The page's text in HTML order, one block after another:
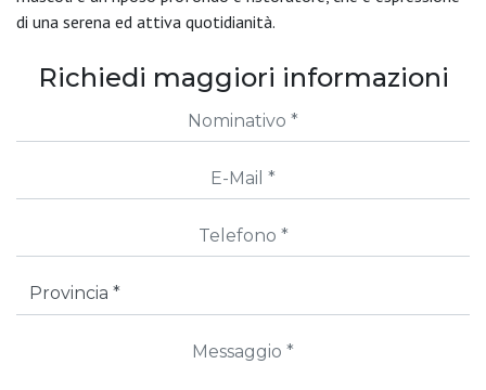
di una serena ed attiva quotidianità.
Richiedi maggiori informazioni